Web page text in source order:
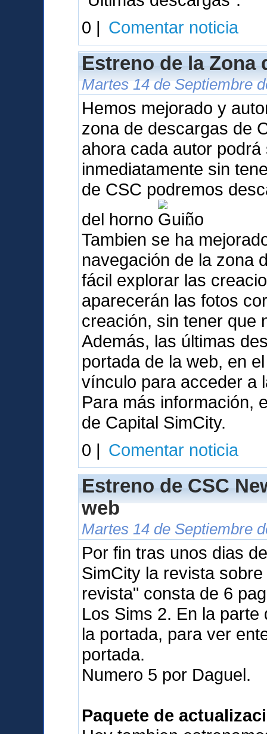
0 | Comentar noticia
Estreno de la Zona
Martes 14 de Septiembre
Hemos mejorado y
zona de descargas de
ahora cada autor
inmediatamente sin
de CSC podremos
del horno
.
Tambien se ha
navegación de la zona
fácil explorar las
aparecerán las fotos
creación, sin tener que
Además, las últimas
portada de la web, en
vínculo para acceder a
Para más información,
de Capital SimCity.
0 | Comentar noticia
Estreno de CSC
web
Martes 14 de Septiembre
Por fin tras unos dias
SimCity la revista
revista" consta de 6
Los Sims 2. En la
la portada, para ver
portada.
Numero 5 por Daguel.
Paquete de